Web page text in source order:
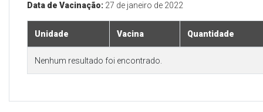
Data de Vacinação: 27 de janeiro de 2022
Unidade Vacina Quantidade
Nenhum resultado foi encontrado.